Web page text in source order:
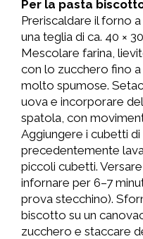
Per la pasta
Preriscaldare il forno
una teglia di ca. 40 ×
Mescolare farina,
con lo zucchero fino
molto spumose.
uova e incorporare
spatola, con
Aggiungere i cubetti di
precedentemente
piccoli cubetti.
infornare per 6–7
prova stecchino).
biscotto su un
zucchero e staccare